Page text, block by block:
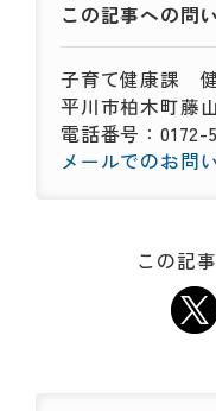
この記事への問
子育て健康課
平川市柏木町藤
電話番号：0172-
メールでのお問
この記